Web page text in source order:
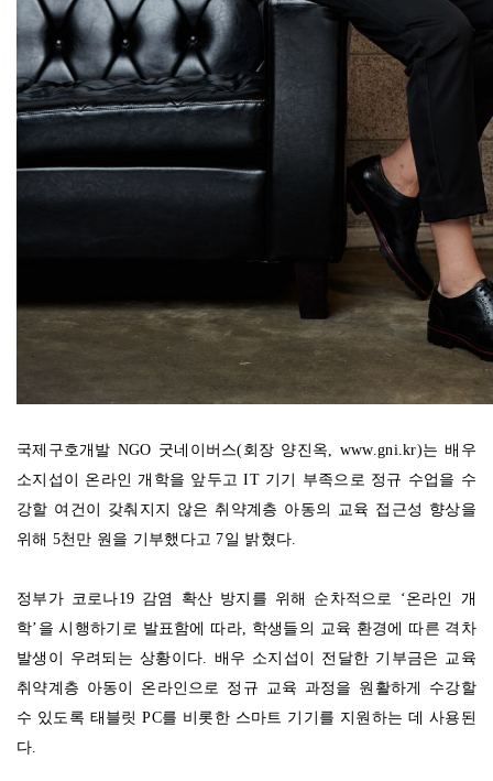
국제구호개발 NGO 굿네이버스(회장 양진옥, www.gni.kr)는 배우
소지섭이 온라인 개학을 앞두고 IT 기기 부족으로 정규 수업을 수
강할 여건이 갖춰지지 않은 취약계층 아동의 교육 접근성 향상을
위해 5천만 원을 기부했다고 7일 밝혔다.
정부가 코로나19 감염 확산 방지를 위해 순차적으로 ‘온라인 개
학’을 시행하기로 발표함에 따라, 학생들의 교육 환경에 따른 격차
발생이 우려되는 상황이다. 배우 소지섭이 전달한 기부금은 교육
취약계층 아동이 온라인으로 정규 교육 과정을 원활하게 수강할
수 있도록 태블릿 PC를 비롯한 스마트 기기를 지원하는 데 사용된
다.